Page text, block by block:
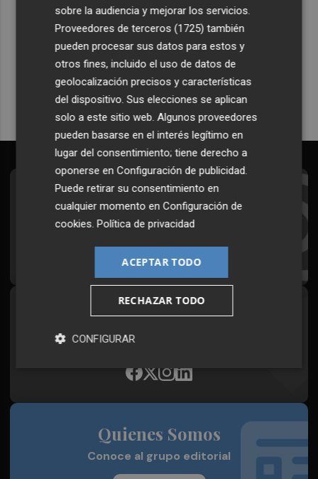
Recibe toda la actualidad de
Plaza Podcast en tu correo
Quiero suscribirme
Suscríbete al Boletín
Todos los días a primera hora en tu email
Síguenos en redes
Plaza Podcast, desde cualquier medio
Quienes Somos
Conoce al grupo editorial
sobre la audiencia y mejorar los servicios.
Proveedores de terceros (1725) también
pueden procesar sus datos para estos y
otros fines, incluido el uso de datos de
geolocalización precisos y características
del dispositivo. Sus elecciones se aplican
solo a este sitio web. Algunos proveedores
pueden basarse en el interés legítimo en
lugar del consentimiento; tiene derecho a
oponerse enConfiguración de publicidad.
Puede retirar su consentimiento en
cualquier momento enConfiguración de
cookies.Política de privacidad
ACEPTAR TODO
RECHAZAR TODO
CONFIGURAR